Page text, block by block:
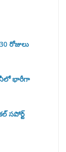
రోజులు
భారీగా
సపోర్ట్